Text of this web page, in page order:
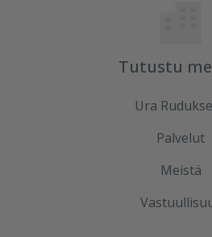
Tutustu
Ura
Palvelut
Meistä